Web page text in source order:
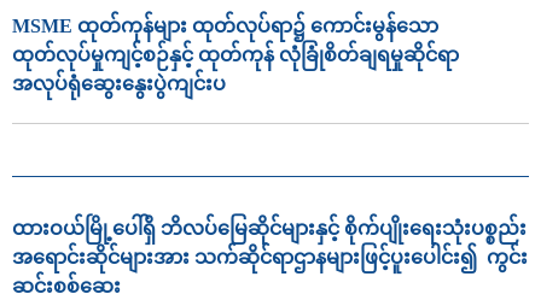
MSME ထုတ်ကုန်များ ထုတ်လုပ်ရာ၌ ကောင်းမွန်သော
ထုတ်လုပ်မှုကျင့်စဉ်နှင့် ထုတ်ကုန် လုံခြုံစိတ်ချရမှုဆိုင်ရာ
အလုပ်ရုံဆွေးနွေးပွဲကျင်းပ
ထားဝယ်မြို့ပေါ်ရှိ ဘိလပ်မြေဆိုင်များနှင့် စိုက်ပျိုး‌‌ရေးသုံးပစ္စည်း
အရောင်းဆိုင်များအား သက်ဆိုင်ရာဌာနများဖြင့်ပူးပေါင်း၍ ကွင်း
ဆင်းစစ်ဆေး